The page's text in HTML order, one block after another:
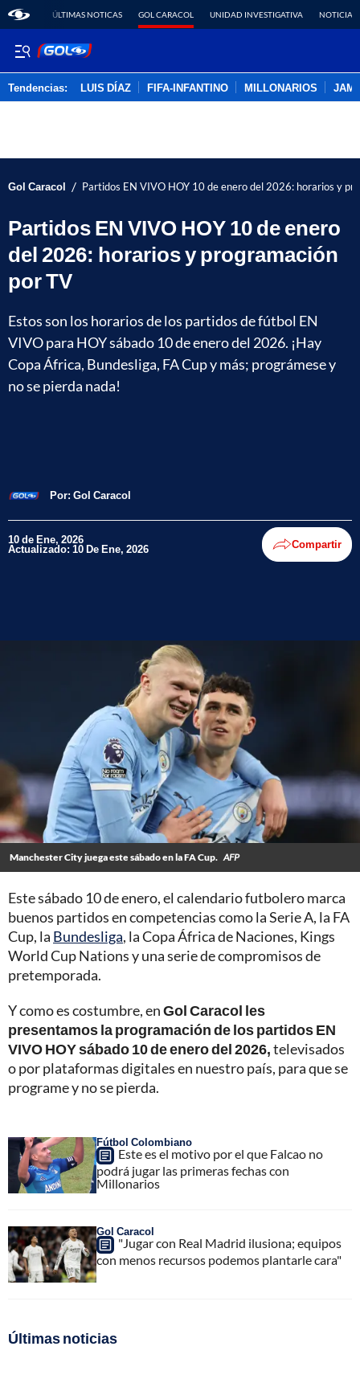
ÚLTIMAS NOTICAS GOL CARACOL UNIDAD INVESTIGATIVA NOTICIAS
Tendencias: LUIS DÍAZ FIFA-INFANTINO MILLONARIOS
Gol Caracol / Partidos EN VIVO HOY 10 de enero del 2026: horarios y
Partidos EN VIVO HOY 10 de enero
del 2026: horarios y programación
por TV
Estos son los horarios de los partidos de fútbol EN
VIVO para HOY sábado 10 de enero del 2026. ¡Hay
Copa África, Bundesliga, FA Cup y más; prográmese y
no se pierda nada!
Por: Gol Caracol
10 de Ene, 2026
Actualizado: 10 De Ene, 2026 Compartir
Manchester City juega este sábado en la FA Cup. AFP
Este sábado 10 de enero, el calendario futbolero marca
buenos partidos en competencias como la Serie A, la FA
Cup, la Bundesliga, la Copa África de Naciones, Kings
World Cup Nations y una serie de compromisos de
pretemporada.
Y como es costumbre, enGol Caracol les
presentamos la programación de los partidos EN
VIVO HOY sábado 10 de enero del 2026,televisados
o por plataformas digitales en nuestro país, para que se
programe y no se pierda.
Fútbol Colombiano
Este es el motivo por el que Falcao no
podrá jugar las primeras fechas con
Millonarios
Gol Caracol
"Jugar con Real Madrid ilusiona; equipos
con menos recursos podemos plantarle cara"
Últimas noticias